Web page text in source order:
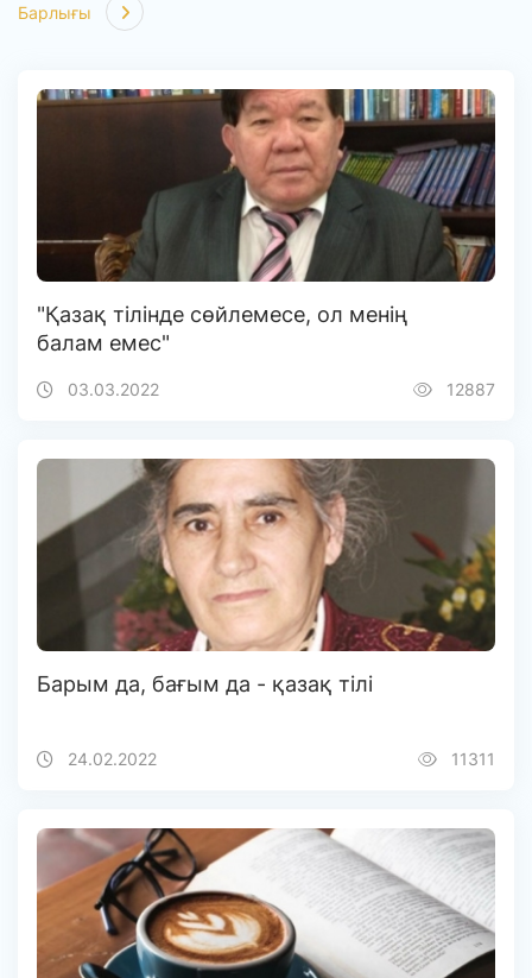
Барлығы
"Қазақ тілінде сөйлемесе, ол менің
балам емес"
03.03.2022 12887
Барым да, бағым да - қазақ тілі
24.02.2022 11311